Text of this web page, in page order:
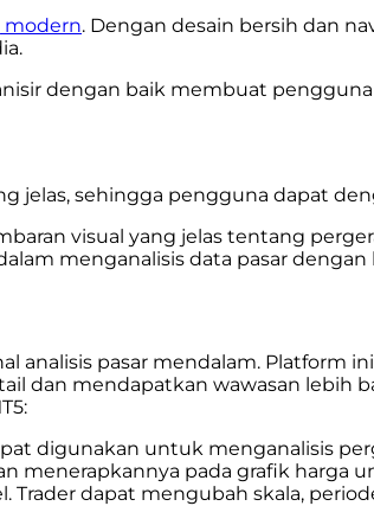
modern. Dengan desain bersih dan
dengan baik membuat
jelas, sehingga pengguna dapat
visual yang jelas tentang
menganalisis data pasar dengan
analisis pasar mendalam. Platform
dan mendapatkan wawasan lebih
digunakan untuk menganalisis
menerapkannya pada grafik harga
dapat mengubah skala,